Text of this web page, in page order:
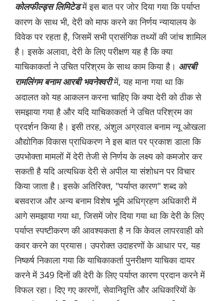
कोलफील्ड्स लिमिटेडमें इस बात पर जोर दिया गया कि पर्याप्त
कारण के साथ भी, देरी को माफ करने का निर्णय न्यायालय के
विवेक पर रहता है, जिसमें सभी प्रासंगिक तथ्यों की जांच शामिल
है। इसके अलावा, देरी के लिए परीक्षण यह है कि क्या
याचिकाकर्ता ने उचित परिश्रम के साथ काम किया है। आरबी
रामलिंगम बनाम आरबी भवनेश्वरीमें, यह माना गया था कि
अदालत को यह आकलन करना चाहिए कि क्या देरी को ठीक से
समझाया गया है और यदि याचिकाकर्ता ने उचित परिश्रम का
प्रदर्शन किया है। इसी तरह, अंशुल अग्रवाल बनाम न्यू ओखला
औद्योगिक विकास प्राधिकरण ने इस बात पर प्रकाश डाला कि
उपभोक्ता मामलों में देरी तेजी से निर्णय के लक्ष्य को कमजोर कर
सकती है यदि अत्यधिक देरी से अपील या संशोधन पर विचार
किया जाता है। इसके अतिरिक्त, "पर्याप्त कारण" शब्द को
बसवराज और अन्य बनाम विशेष भूमि अधिग्रहण अधिकारी में
आगे समझाया गया था, जिसमें जोर दिया गया था कि देरी के लिए
पर्याप्त स्पष्टीकरण की आवश्यकता है न कि केवल लापरवाही को
कवर करने का प्रयास। उपरोक्त उदाहरणों के आधार पर, यह
निष्कर्ष निकाला गया कि याचिकाकर्ता पुनरीक्षण याचिका दायर
करने में 349 दिनों की देरी के लिए पर्याप्त कारण प्रदान करने में
विफल रहा। दिए गए कारणों, सेवानिवृत्ति और अधिकारियों के